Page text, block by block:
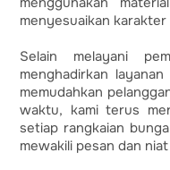
menyesuaikan karakter
Selain melayani
menghadirkan
memudahkan
waktu, kami terus
setiap rangkaian
mewakili pesan dan